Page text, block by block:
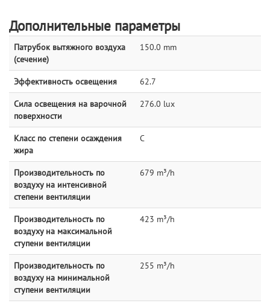
Дополнительные параметры
Патрубок вытяжного воздуха
(сечение)
150.0 mm
Эффективность освещения 62.7
Сила освещения на варочной
поверхности
276.0 lux
Класс по степени осаждения
жира
C
Производительность по
воздуху на интенсивной
степени вентиляции
679 m³/h
Производительность по
воздуху на максимальной
ступени вентиляции
423 m³/h
Производительность по
воздуху на минимальной
ступени вентиляции
255 m³/h